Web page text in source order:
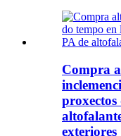
Compra
proxectos
exteriores